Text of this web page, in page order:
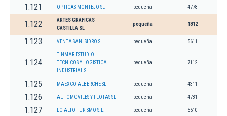
1.121 OPTICAS MONTEJO SL pequeña 4778
1.122
ARTES GRAFICAS
CASTILLA SL
pequeña 1812
1.123 VENTA SAN ISIDRO SL pequeña 5611
1.124
TINMAR ESTUDIO
TECNICOS Y LOGISTICA
INDUSTRIAL SL
pequeña 7112
1.125 MAEXCO ALBERCHE SL pequeña 4311
1.126 AUTOMOVILES Y FLOTAS SL pequeña 4781
1.127 LO ALTO TURISMO S.L. pequeña 5510